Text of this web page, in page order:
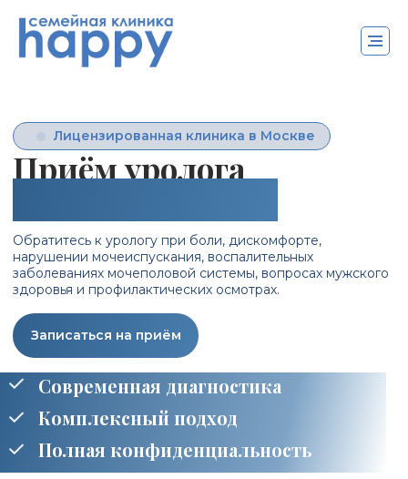
Приём уролога
в клинике Happy
Обратитесь к урологу при боли, дискомфорте,
Записаться на приём
Полная конфиденциальность
Комплексный подход
Современная диагностика